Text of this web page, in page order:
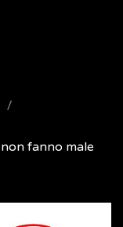
fanno male